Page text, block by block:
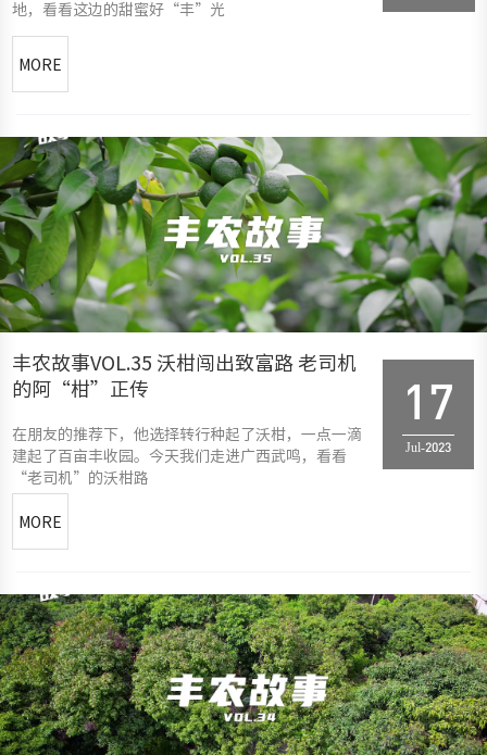
地，看看这边的甜蜜好“丰”光
MORE
丰农故事VOL.35 沃柑闯出致富路 老司机
的阿“柑”正传
在朋友的推荐下，他选择转行种起了沃柑，一点一滴
建起了百亩丰收园。今天我们走进广西武鸣，看看
“老司机”的沃柑路
MORE
17
Jul-2023